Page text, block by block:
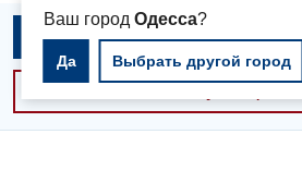
Ваш город Одесса?
Да Выбрать другой город
Записаться на